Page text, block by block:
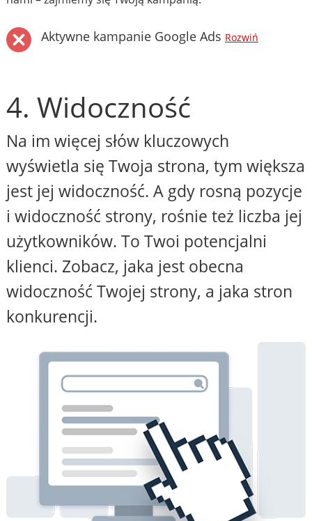
Aktywne kampanie Google Ads Rozwiń
4. Widoczność
Na im więcej słów kluczowych
wyświetla się Twoja strona, tym większa
jest jej widoczność. A gdy rosną pozycje
i widoczność strony, rośnie też liczba jej
użytkowników. To Twoi potencjalni
klienci. Zobacz, jaka jest obecna
widoczność Twojej strony, a jaka stron
konkurencji.